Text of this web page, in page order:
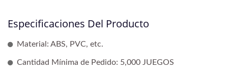
Especificaciones Del Producto
Material: ABS, PVC, etc.
Cantidad Mínima de Pedido: 5,000 JUEGOS